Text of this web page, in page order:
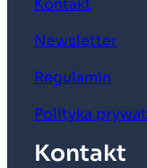
Newsletter
Regulamin
Polityka
Kontakt